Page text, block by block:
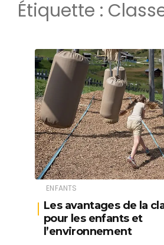
Étiquette :
ENFANTS
Les avantages de la
pour les enfants et
l’environnement